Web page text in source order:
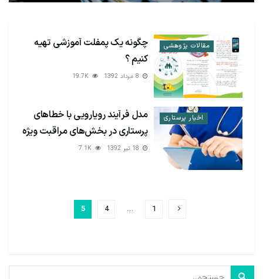
مقالات پژوهشی
چگونه یک پمفلت آموزشی تهیه
کنیم ؟
اخبار پرستاری
مدل فرآیند رویارویی با خطاهای
پرستاری در بخش‌های مراقبت ویژه
1
…
4
5